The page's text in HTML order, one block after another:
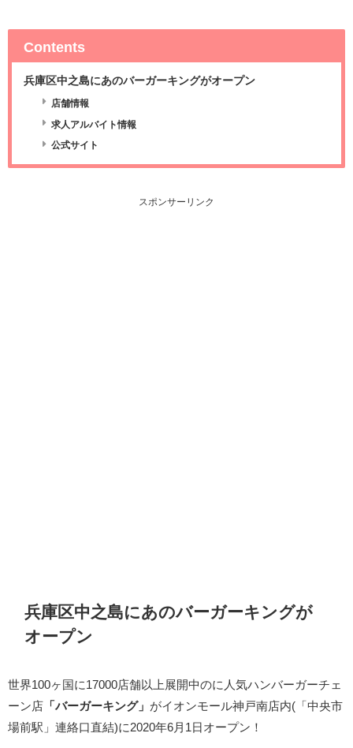
Contents
兵庫区中之島にあのバーガーキングがオープン
店舗情報
求人アルバイト情報
公式サイト
スポンサーリンク
兵庫区中之島にあのバーガーキングが
オープン
世界100ヶ国に17000店舗以上展開中のに人気ハンバーガーチェ
ーン店 「バーガーキング」 がイオンモール神戸南店内(「中央市
場前駅」連絡口直結)に2020年6月1日オープン！